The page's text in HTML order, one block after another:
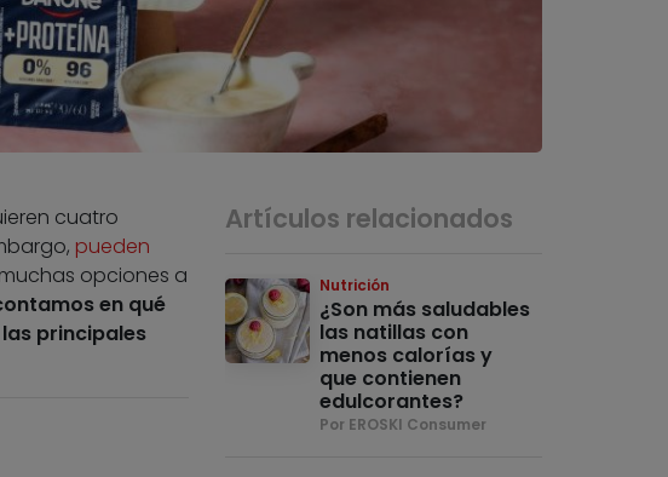
cuatro
pueden
opciones a
en qué
principales
Artículos relacionados
Nutrición
¿Son más saludables
las natillas con
menos calorías y
que contienen
edulcorantes?
Por EROSKI Consumer